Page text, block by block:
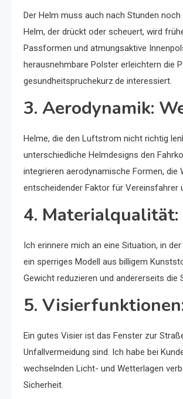
Der Helm muss auch nach Stunden
Helm, der drückt oder scheuert, wird
Passformen und atmungsaktive
herausnehmbare Polster erleichtern die
gesundheitspruchekurz.de interessiert.
3. Aerodynamik:
Helme, die den Luftstrom nicht richtig
unterschiedliche Helmdesigns den
integrieren aerodynamische Formen, die
entscheidender Faktor für Vereinsfahrer
4.
Ich erinnere mich an eine Situation, in
ein sperriges Modell aus billigem
Gewicht reduzieren und andererseits
5.
Ein gutes Visier ist das Fenster zur
Unfallvermeidung sind. Ich habe bei
wechselnden Licht- und Wetterlagen
Sicherheit.